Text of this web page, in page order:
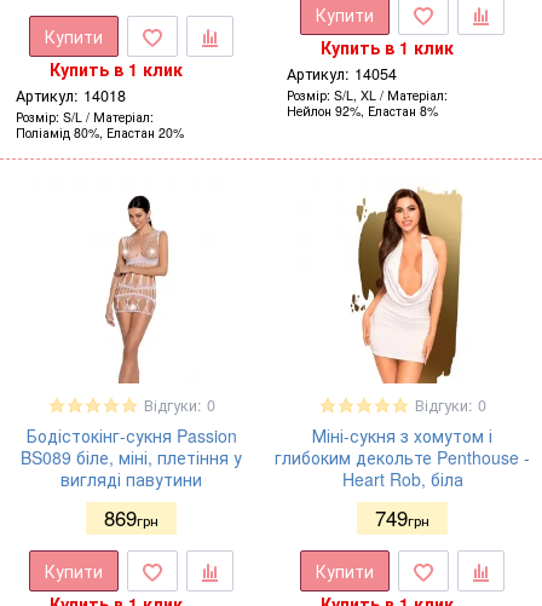
Купити
Купить в 1 клик
Артикул: 14018
Розмір S/L
Матеріал
Поліамід 80%, Еластан 20%
Купити
Купить в 1 клик
Артикул: 14054
Розмір S/L, XL
Матеріал
Нейлон 92%, Еластан 8%
Відгуки: 0
Бодістокінг-сукня Passion
BS089 біле, міні, плетіння у
вигляді павутини
869грн
Купити
Відгуки: 0
Міні-сукня з хомутом і
глибоким декольте Penthouse -
Heart Rob, біла
749грн
Купити